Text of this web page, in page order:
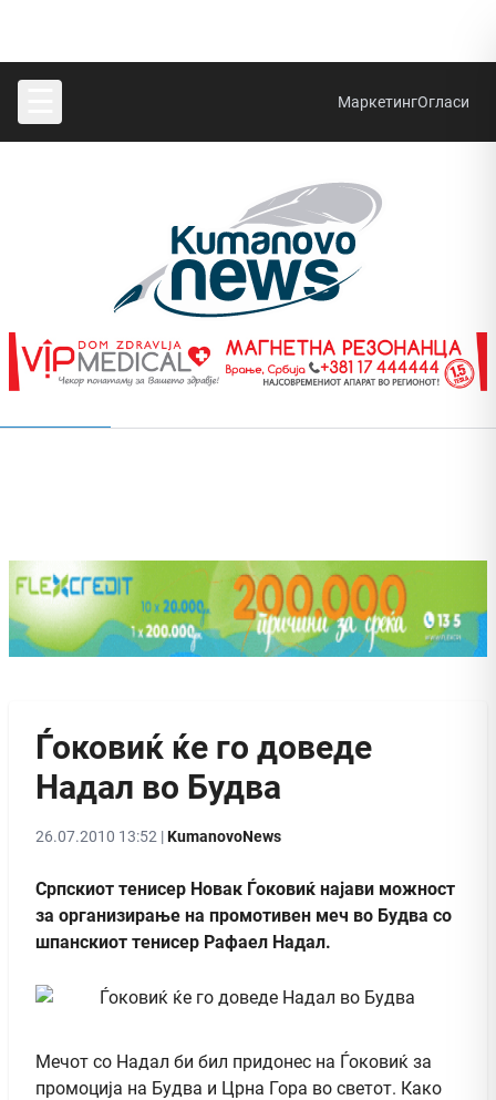
МаркетингОгласи
Ѓоковиќ ќе го доведе
Надал во Будва
26.07.2010 13:52 |KumanovoNews
Српскиот тенисер Новак Ѓоковиќ најaви можност
за организирање на промотивен меч во Будва со
шпанскиот тенисер Рафаел Надал.
Мечот со Надал би бил придонес на Ѓоковиќ за
промоција на Будва и Црна Гора во светот. Како